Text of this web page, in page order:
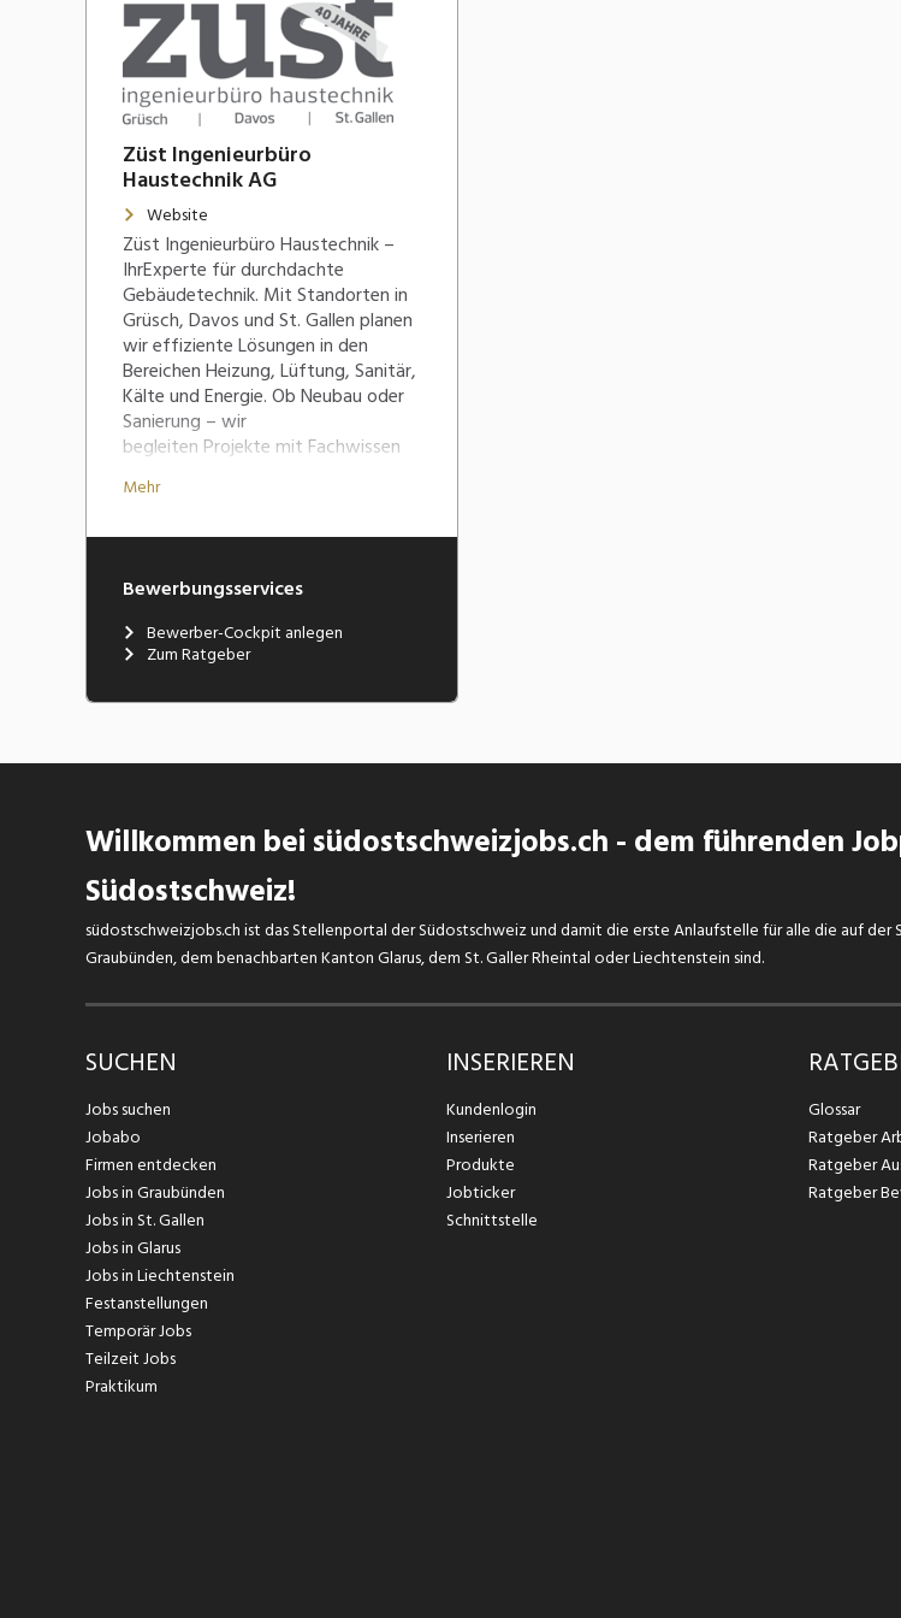
Züst Ingenieurbüro
Haustechnik AG
Website
Züst Ingenieurbüro Haustechnik –
IhrExperte für durchdachte
Gebäudetechnik. Mit Standorten in
Grüsch, Davos und St. Gallen planen
wir effiziente Lösungen in den
Bereichen Heizung, Lüftung, Sanitär,
Kälte und Energie. Ob Neubau oder
Sanierung – wir
begleiten Projekte mit Fachwissen
Mehr
Bewerbungsservices
Bewerber-Cockpit anlegen
Zum Ratgeber
Willkommen bei südostschweizjobs.ch - dem führenden
Südostschweiz!
südostschweizjobs.ch ist das Stellenportal der Südostschweiz und damit die erste Anlaufstelle für alle die auf der
Graubünden, dem benachbarten Kanton Glarus, dem St. Galler Rheintal oder Liechtenstein sind.
SUCHEN
Jobs suchen
Jobabo
Firmen entdecken
Jobs in Graubünden
Jobs in St. Gallen
Jobs in Glarus
Jobs in Liechtenstein
Festanstellungen
Temporär Jobs
Teilzeit Jobs
Praktikum
INSERIEREN
Kundenlogin
Inserieren
Produkte
Jobticker
Schnittstelle
Glossar
Ratgeber
Ratgeber
Ratgeber